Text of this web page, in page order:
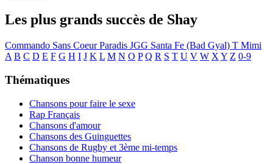
Les plus grands succès de Shay
Commando Sans CoeurParadis JGG Santa Fe (Bad Gyal) T Mimi
A B C D E F G H I J K L M N O P Q R S T U V W X Y Z 0-9
Thématiques
Chansons pour faire le sexe
Rap Français
Chansons d'amour
Chansons des Guinguettes
Chansons de Rugby et 3ème mi-temps
Chanson bonne humeur